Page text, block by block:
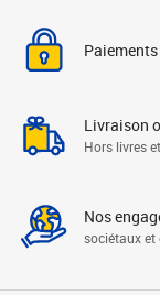
Livraison
Hors livres
Nos
sociétaux et